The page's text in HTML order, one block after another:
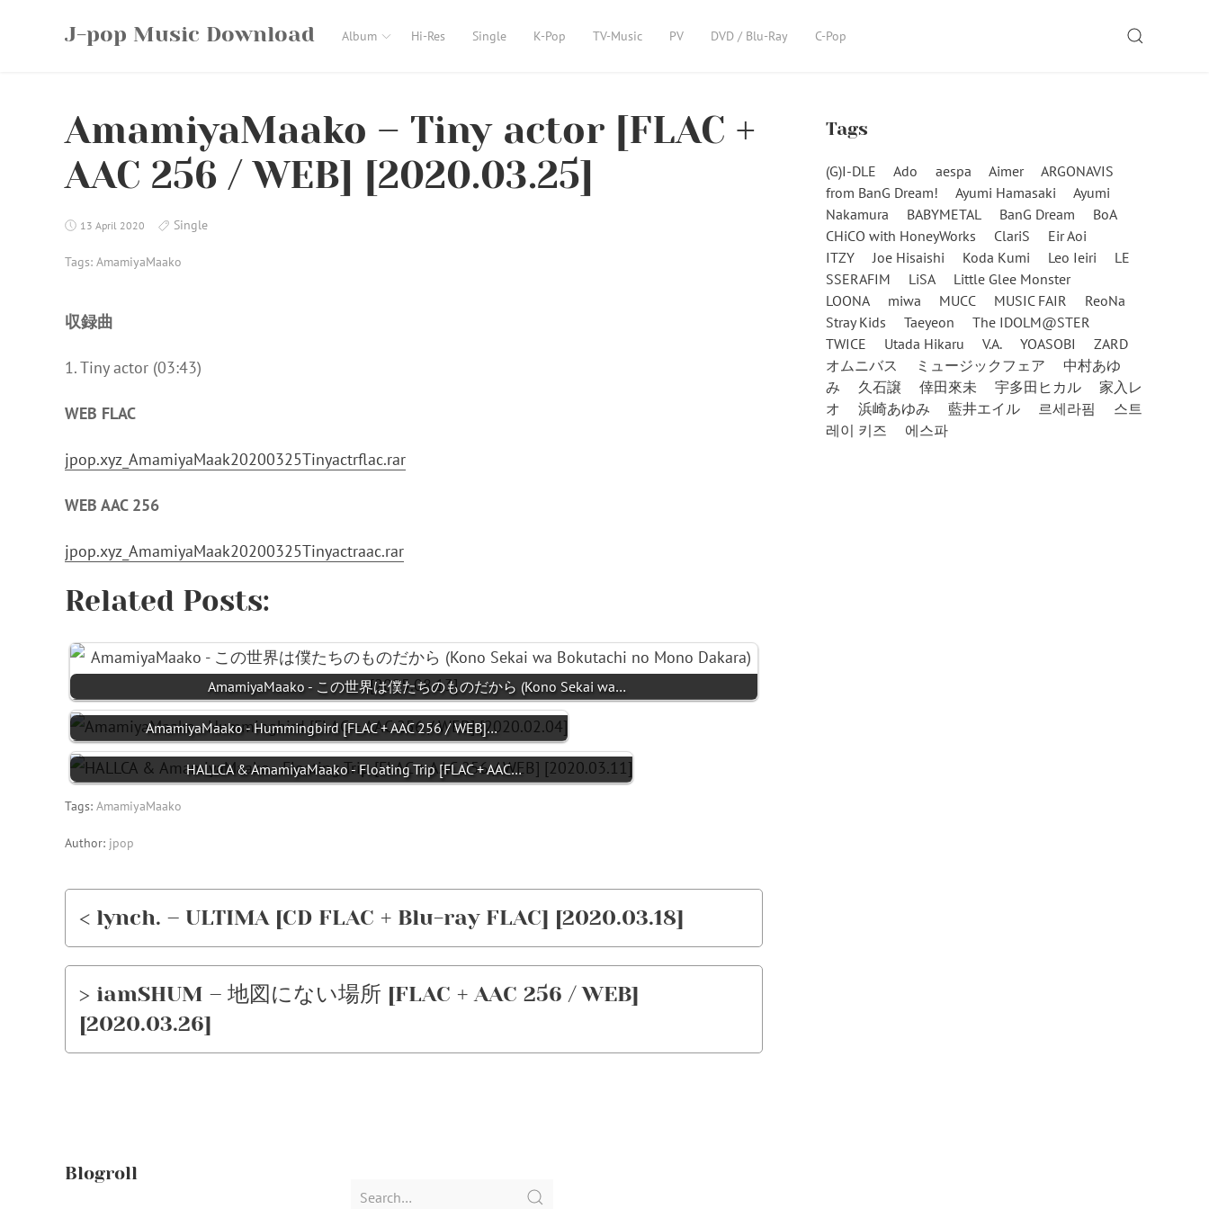
J-pop Music Download Album Hi-Res Single K-Pop TV-Music PV DVD / Blu-Ray C-Pop SEARCH
AmamiyaMaako – Tiny actor [FLAC +
AAC 256 / WEB] [2020.03.25]
13 April 2020 Single
Tags: AmamiyaMaako
収録曲
1. Tiny actor (03:43)
WEB FLAC
jpop.xyz_AmamiyaMaak20200325Tinyactrflac.rar
WEB AAC 256
jpop.xyz_AmamiyaMaak20200325Tinyactraac.rar
Related Posts:
AmamiyaMaako - この世界は僕たちのものだから (Kono Sekai wa…
AmamiyaMaako - Hummingbird [FLAC + AAC 256 / WEB]…
HALLCA & AmamiyaMaako - Floating Trip [FLAC + AAC…
Tags: AmamiyaMaako
Author: jpop
< lynch. – ULTIMA [CD FLAC + Blu-ray FLAC] [2020.03.18]
> iamSHUM – 地図にない場所 [FLAC + AAC 256 / WEB]
[2020.03.26]
Tags
(G)I-DLE Ado aespa Aimer
ARGONAVIS
from BanG Dream!
Ayumi Hamasaki
Ayumi
Nakamura
BABYMETAL BanG Dream
BoA
CHiCO with HoneyWorks
ClariS
Eir Aoi
ITZY
Joe Hisaishi Koda Kumi Leo Ieiri
LE
SSERAFIM
LiSA
Little Glee Monster
LOONA
miwa MUCC MUSIC FAIR
ReoNa
Stray Kids
Taeyeon
The IDOLM@STER
TWICE
Utada Hikaru V.A. YOASOBI
ZARD
オムニバス
ミュージックフェア
中村あゆ
み
久石譲 倖田來未 宇多田ヒカル
家入レ
オ
浜崎あゆみ 藍井エイル 르세라핌
스트
레이 키즈
에스파
Blogroll
Search